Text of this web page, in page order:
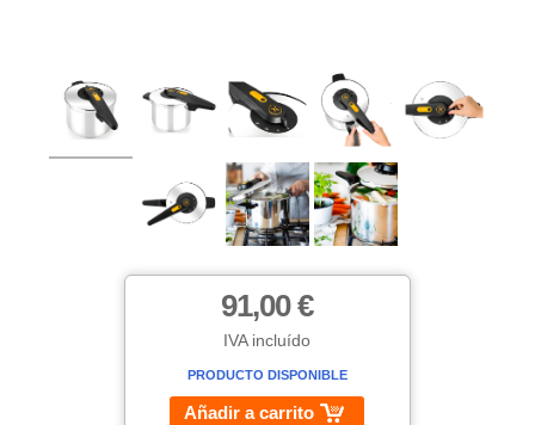
91,00 €
IVA incluído
PRODUCTO DISPONIBLE
Añadir a carrito